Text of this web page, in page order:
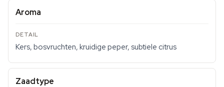
Aroma
Kers, bosvruchten, kruidige peper, subtiele citrus
Zaadtype